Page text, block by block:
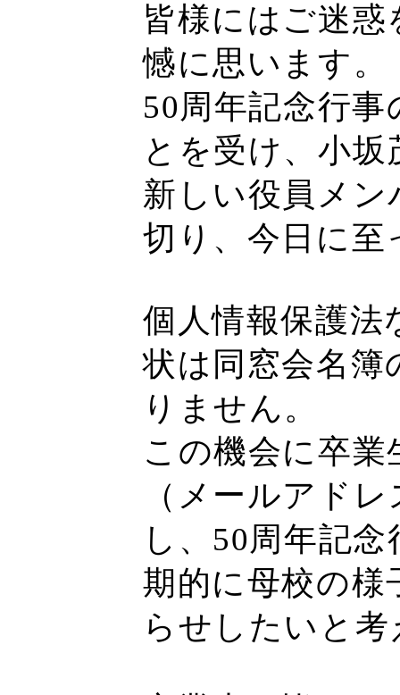
皆様にはご迷
憾に思います。
50周年記念行
とを受け、小
新しい役員メ
切り、今日に至
個人情報保護法
状は同窓会名簿
りません。
この機会に卒
（メールアド
し、50周年記
期的に母校の
らせしたいと